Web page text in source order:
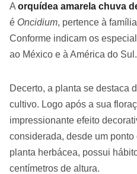
A orquídea amarela chuva
é Oncidium, pertence à
Conforme indicam os
ao México e à América do Sul.
Decerto, a planta se destaca
cultivo. Logo após a sua
impressionante efeito
considerada, desde um
planta herbácea, possui
centímetros de altura.